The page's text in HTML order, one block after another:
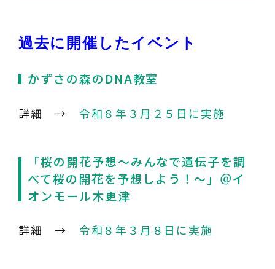
過去に開催したイベント
かずさの森のDNA教室
詳細 → 令和８年３月２５日に実施
「桜の開花予想～みんなで遺伝子を調
べて桜の開花を予想しよう！～」＠イ
オンモール木更津
詳細 → 令和８年３月８日に実施